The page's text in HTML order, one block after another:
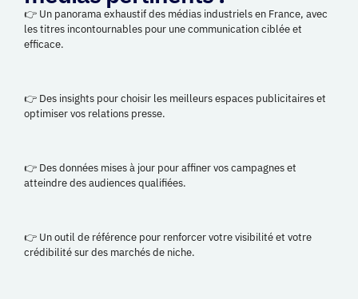
👉 Un panorama exhaustif des médias industriels en France, avec
les titres incontournables pour une communication ciblée et
efficace.
👉 Des insights pour choisir les meilleurs espaces publicitaires et
optimiser vos relations presse.
👉 Des données mises à jour pour affiner vos campagnes et
atteindre des audiences qualifiées.
👉 Un outil de référence pour renforcer votre visibilité et votre
crédibilité sur des marchés de niche.